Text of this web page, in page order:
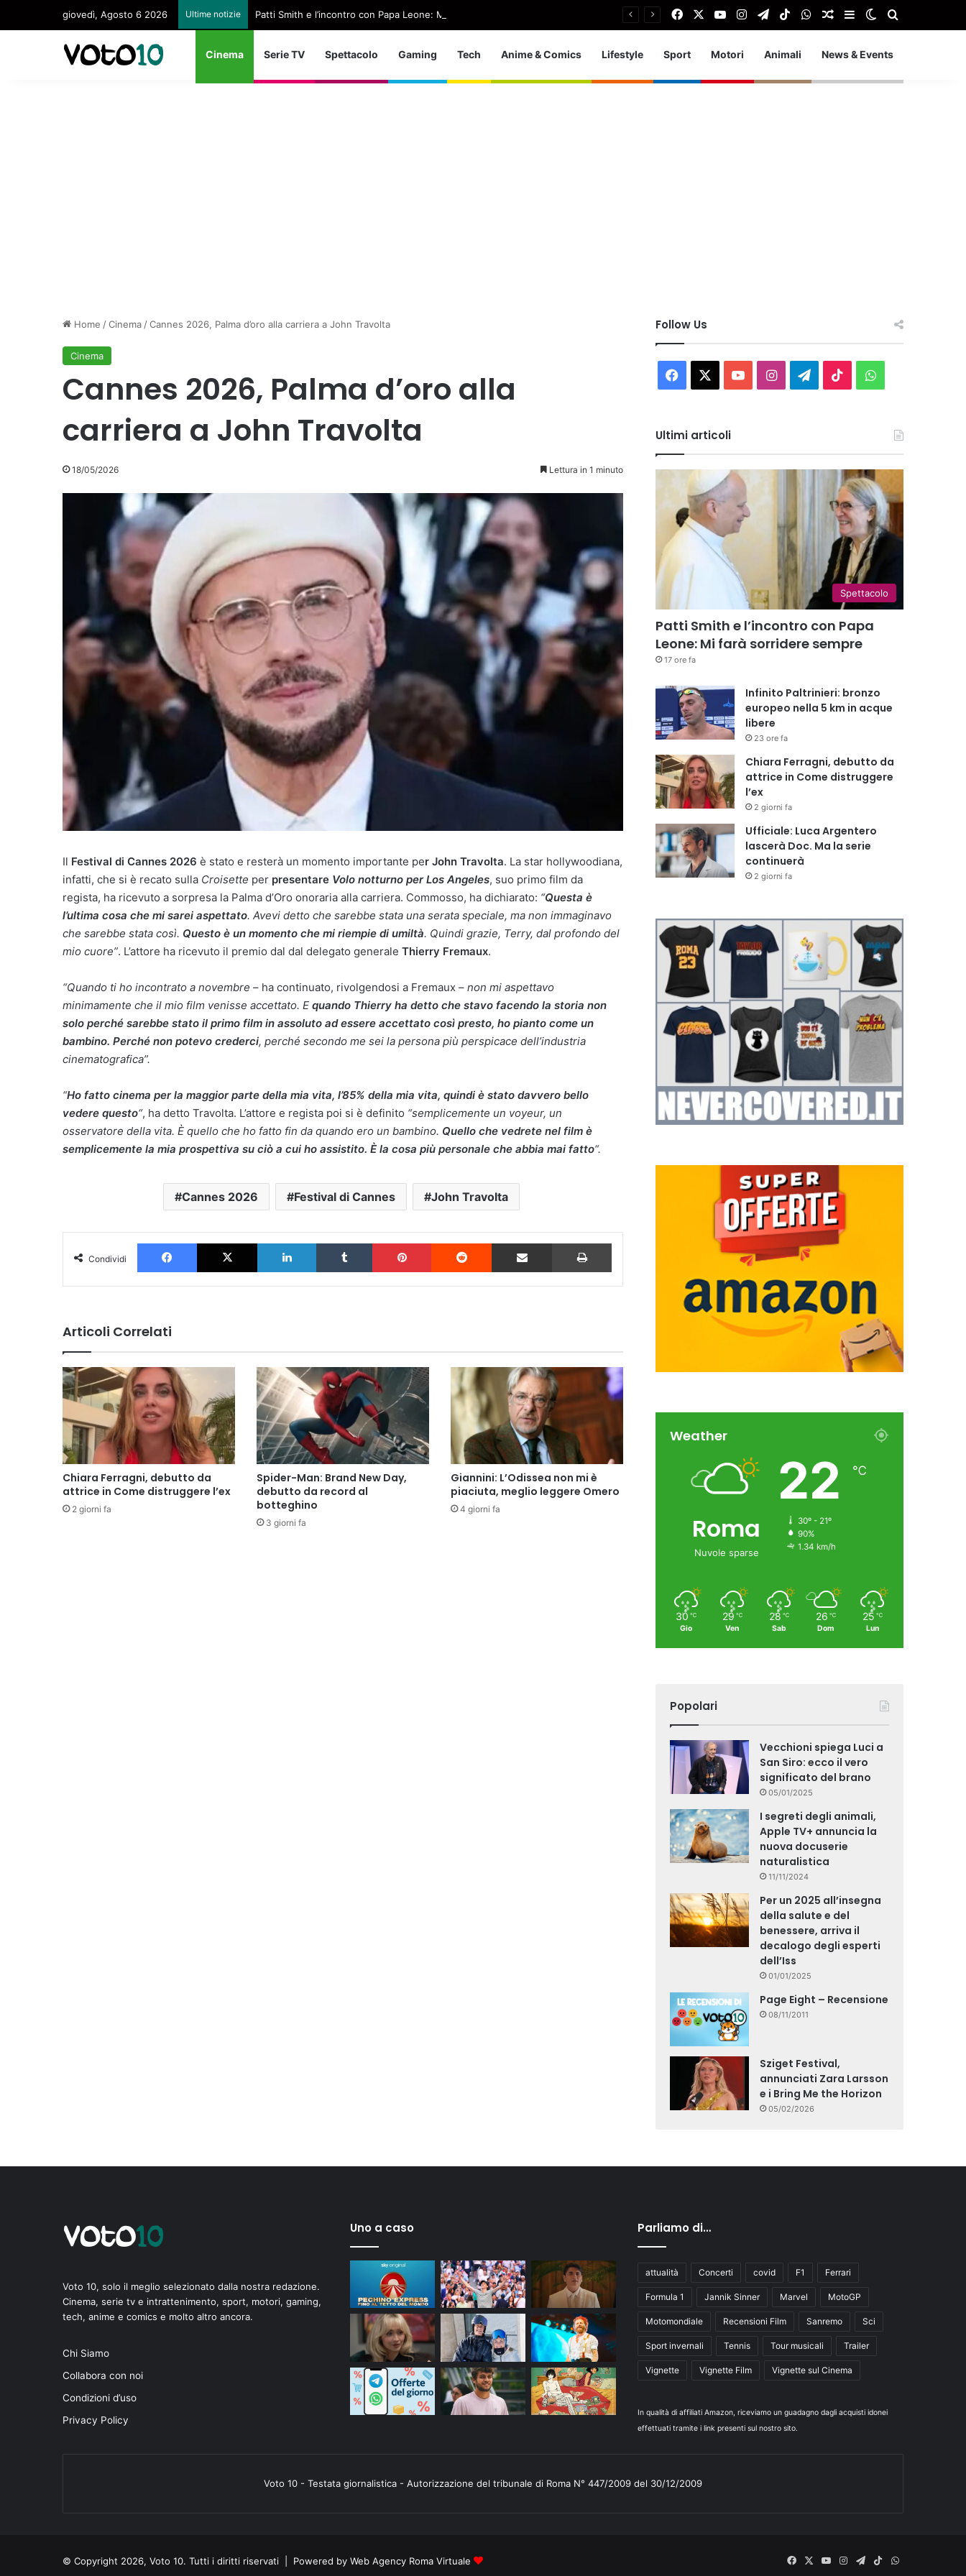
giovedì, Agosto 6 2026 Ultime notizie Patti Smith e l’incontro con Papa Leone: Mi farà sorridere sempre FacebookYou TubeInstagram
TelegramTikTokWhatsApp
Articolo Random
Barra laterale
Cambia aspetto
Cinema Serie TV Spettacolo Gaming Tech Anime & Comics Lifestyle Sport Motori Animali News & Events
Home /Cinema /Cannes 2026, Palma d’oro alla carriera a John Travolta
Cinema
Cannes 2026, Palma d’oro alla
carriera a John Travolta
18/05/2026 Lettura in 1 minuto
Il Festival di Cannes 2026 è stato e resterà un momento importante per John Travolta. La star hollywoodiana,
infatti, che si è recato sulla Croisette per presentare Volo notturno per Los Angeles, suo primo film da
regista, ha ricevuto a sorpresa la Palma d’Oro onoraria alla carriera. Commosso, ha dichiarato: “Questa è
l’ultima cosa che mi sarei aspettato. Avevi detto che sarebbe stata una serata speciale, ma non immaginavo
che sarebbe stata così. Questo è un momento che mi riempie di umiltà. Quindi grazie, Terry, dal profondo del
mio cuore”. L’attore ha ricevuto il premio dal dal delegato generale Thierry Fremaux.
“Quando ti ho incontrato a novembre – ha continuato, rivolgendosi a Fremaux – non mi aspettavo
minimamente che il mio film venisse accettato. E quando Thierry ha detto che stavo facendo la storia non
solo perché sarebbe stato il primo film in assoluto ad essere accettato così presto, ho pianto come un
bambino. Perché non potevo crederci, perché secondo me sei la persona più perspicace dell’industria
cinematografica”.
“Ho fatto cinema per la maggior parte della mia vita, l’85% della mia vita, quindi è stato davvero bello
vedere questo“, ha detto Travolta. L’attore e regista poi si è definito “semplicemente un voyeur, un
osservatore della vita. È quello che ho fatto fin da quando ero un bambino. Quello che vedrete nel film è
semplicemente la mia prospettiva su ciò a cui ho assistito. È la cosa più personale che abbia mai fatto“.
Cannes 2026 Festival di Cannes John Travolta
Condividi
Facebook X LinkedIn Tumblr Pinterest Reddit Condividi via Email Stampa
Articoli Correlati
Chiara Ferragni, debutto da
attrice in Come distruggere l’ex
2 giorni fa
Spider-Man: Brand New Day,
debutto da record al
botteghino
3 giorni fa
Giannini: L’Odissea non mi è
piaciuta, meglio leggere Omero
4 giorni fa
Follow Us
Facebook You InstagramTelegram
TikTokWhatsApp
Ultimi articoli
Spettacolo
Patti Smith e l’incontro con Papa
Leone: Mi farà sorridere sempre
17 ore fa
Infinito Paltrinieri: bronzo
europeo nella 5 km in acque
libere
23 ore fa
Chiara Ferragni, debutto da
attrice in Come distruggere
l’ex
2 giorni fa
Ufficiale: Luca Argentero
lascerà Doc. Ma la serie
continuerà
2 giorni fa
Weather
Roma
Nuvole sparse
22 ℃
30º - 21º
90%
1.34 km/h
30 ℃
Gio
29 ℃
Ven
28 ℃
Sab
26 ℃
Dom
25 ℃
Lun
Popolari
Vecchioni spiega Luci a
San Siro: ecco il vero
significato del brano
05/01/2025
I segreti degli animali,
Apple TV+ annuncia la
nuova docuserie
naturalistica
11/11/2024
Per un 2025 all’insegna
della salute e del
benessere, arriva il
decalogo degli esperti
dell’Iss
01/01/2025
Page Eight – Recensione
08/11/2011
Sziget Festival,
annunciati Zara Larsson
e i Bring Me the Horizon
05/02/2026
Voto 10, solo il meglio selezionato dalla nostra redazione.
Cinema, serie tv e intrattenimento, sport, motori, gaming,
tech, anime e comics e molto altro ancora.
Chi Siamo
Collabora con noi
Condizioni d’uso
Privacy Policy
Uno a caso Parliamo di…
attualità Concerti covid F1 Ferrari
Formula 1 Jannik Sinner Marvel MotoGP
Motomondiale Recensioni Film Sanremo Sci
Sport invernali Tennis Tour musicali Trailer
Vignette Vignette Film Vignette sul Cinema
In qualità di affiliati Amazon, riceviamo un guadagno dagli acquisti idonei
effettuati tramite i link presenti sul nostro sito.
Voto 10 - Testata giornalistica - Autorizzazione del tribunale di Roma N° 447/2009 del 30/12/2009
© Copyright 2026, Voto 10. Tutti i diritti riservati | Powered by Web Agency Roma Virtuale Facebook
X
YouInstagram
Telegram
TikTokWhatsApp